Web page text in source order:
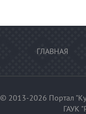
ГЛАВНАЯ
© 2013-2026 Портал
ГАУК